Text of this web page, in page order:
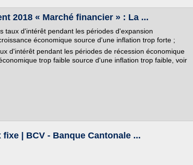
2018 « Marché financier » : La ...
taux d'intérêt pendant les périodes d'expansion
économique source d'une inflation trop forte ;
d'intérêt pendant les périodes de récession économique
trop faible source d'une inflation trop faible, voir
| BCV - Banque Cantonale ...